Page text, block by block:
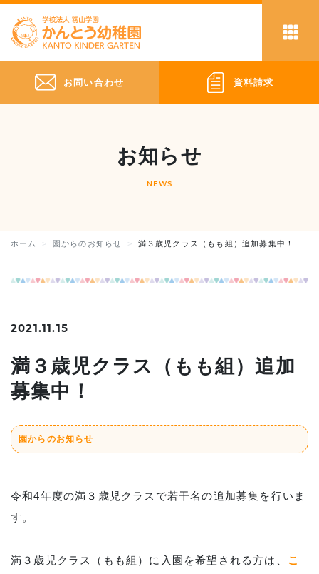
お問い合わせ 資料請求
お知らせ
NEWS
ホーム 園からのお知らせ 満３歳児クラス（もも組）追加募集中！
2021.11.15
満３歳児クラス（もも組）追加
募集中！
園からのお知らせ
令和4年度の満３歳児クラスで若干名の追加募集を行いま
す。
満３歳児クラス（もも組）に入園を希望される方は、 こ